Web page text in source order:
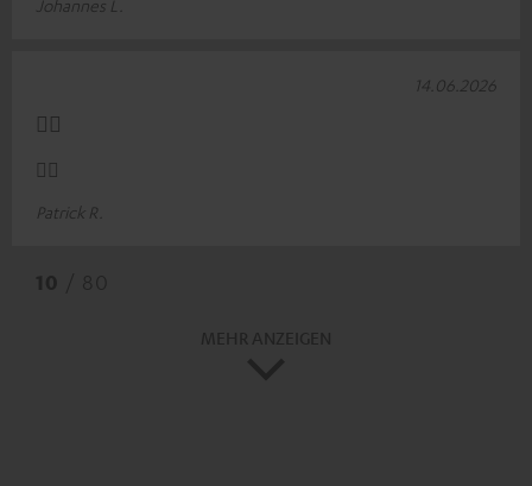
Johannes L.
👍🏻
👍🏻
Patrick R.
14.06.2026